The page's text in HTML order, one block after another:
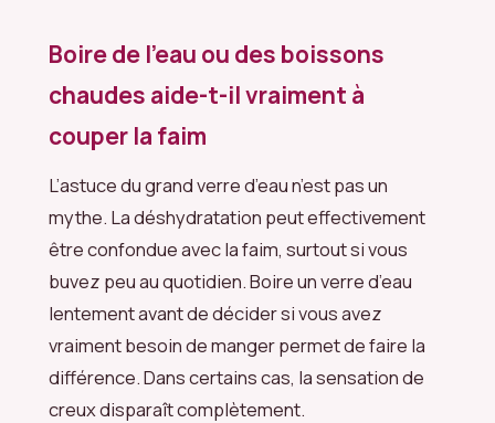
Boire de l’eau ou des boissons
chaudes aide-t-il vraiment à
couper la faim
L’astuce du grand verre d’eau n’est pas un
mythe. La déshydratation peut effectivement
être confondue avec la faim, surtout si vous
buvez peu au quotidien. Boire un verre d’eau
lentement avant de décider si vous avez
vraiment besoin de manger permet de faire la
différence. Dans certains cas, la sensation de
creux disparaît complètement.